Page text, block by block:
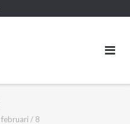
februari / 8